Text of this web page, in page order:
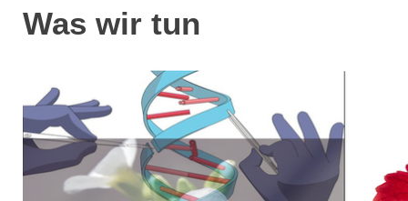
Was wir tun